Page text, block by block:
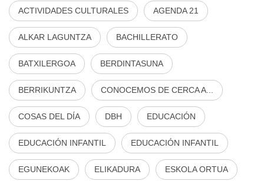
ACTIVIDADES CULTURALES AGENDA 21
ALKAR LAGUNTZA BACHILLERATO
BATXILERGOA BERDINTASUNA
BERRIKUNTZA CONOCEMOS DE CERCA A...
COSAS DEL DÍA DBH EDUCACIÓN
EDUCACIÓN INFANTIL EDUCACIÓN INFANTIL
EGUNEKOAK ELIKADURA ESKOLA ORTUA